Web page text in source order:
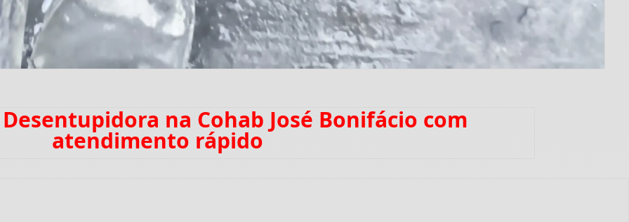
na Cohab José Bonifácio com
atendimento rápido